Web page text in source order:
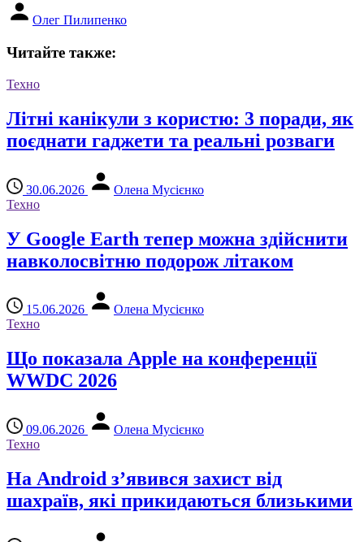
Олег Пилипенко
Читайте также:
Техно
Літні канікули з користю: 3 поради, як
поєднати гаджети та реальні розваги
30.06.2026
Олена Мусієнко
Техно
У Google Earth тепер можна здійснити
навколосвітню подорож літаком
15.06.2026
Олена Мусієнко
Техно
Що показала Apple на конференції
WWDC 2026
09.06.2026
Олена Мусієнко
Техно
На Android з’явився захист від
шахраїв, які прикидаються близькими